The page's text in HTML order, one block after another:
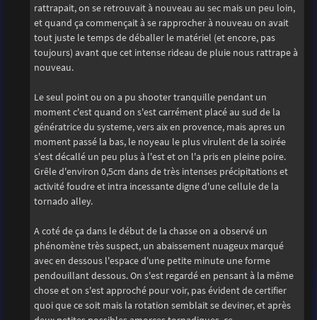
rattrapait, on se retrouvait à nouveau au sec mais un peu loin,
et quand ça commençait à se rapprocher à nouveau on avait
tout juste le temps de déballer le matériel (et encore, pas
toujours) avant que cet intense rideau de pluie nous rattrape à
nouveau.
Le seul point ou on a pu shooter tranquille pendant un
moment c'est quand on s'est carrément placé au sud de la
génératrice du systeme, vers aix en provence, mais apres un
moment passé la bas, le noyeau le plus virulent de la soirée
s'est décallé un peu plus à l'est et on l'a pris en pleine poire.
Grêle d'environ 0,5cm dans de très intenses précipitations et
activité foudre et intra incessante digne d'une cellule de la
tornado alley.
A coté de ça dans le début de la chasse on a observé un
phénomène très suspect, un abaissement nuageux marqué
avec en dessous l'espace d'une petite minute une forme
pendouillant dessous. On s'est regardé en pensant à la même
chose et on s'est approché pour voir, pas évident de certifier
quoi que ce soit mais la rotation semblait se deviner, et après